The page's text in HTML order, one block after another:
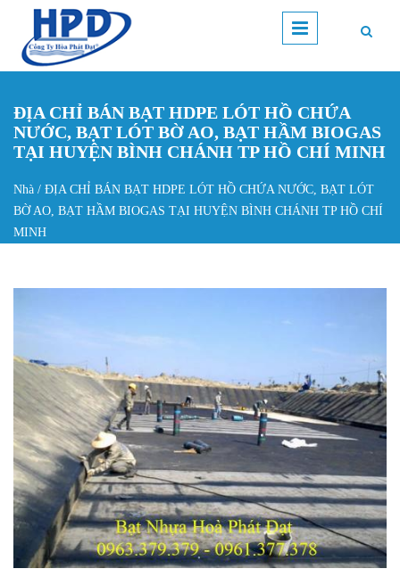
Nhảy đến nội dung
ĐỊA CHỈ BÁN BẠT HDPE LÓT HỒ CHỨA
NƯỚC, BẠT LÓT BỜ AO, BẠT HẦM BIOGAS
TẠI HUYỆN BÌNH CHÁNH TP HỒ CHÍ MINH
Bạn đang ở đây
Nhà / ĐỊA CHỈ BÁN BẠT HDPE LÓT HỒ CHỨA NƯỚC, BẠT LÓT
BỜ AO, BẠT HẦM BIOGAS TẠI HUYỆN BÌNH CHÁNH TP HỒ CHÍ
MINH